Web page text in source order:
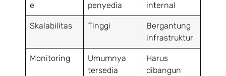
e
penyedia
internal
Skalabilitas Tinggi
Bergantung
infrastruktur
Monitoring
Umumnya
tersedia
Harus
dibangun